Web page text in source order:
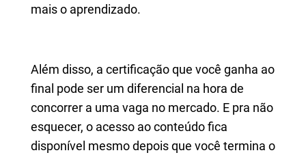
mais o aprendizado.
Além disso, a certificação que você ganha ao
final pode ser um diferencial na hora de
concorrer a uma vaga no mercado. E pra não
esquecer, o acesso ao conteúdo fica
disponível mesmo depois que você termina o